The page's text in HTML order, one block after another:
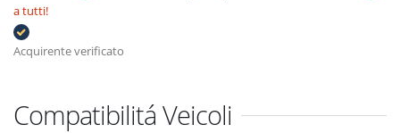
a tutti!
Acquirente verificato
Compatibilitá Veicoli